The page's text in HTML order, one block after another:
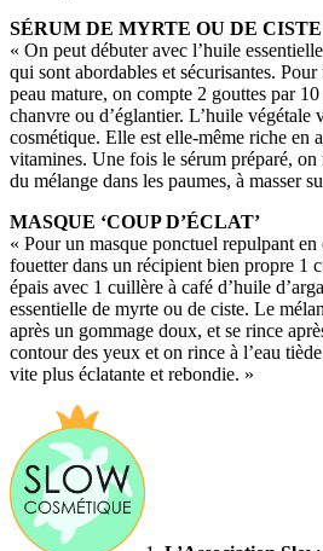
SÉRUM DE MYRTE OU DE CISTE
« On peut débuter avec l’huile
qui sont abordables et sécurisantes.
peau mature, on compte 2 gouttes par
chanvre ou d’églantier. L’huile végétale
cosmétique. Elle est elle-même riche en
vitamines. Une fois le sérum préparé, on
du mélange dans les paumes, à masser
MASQUE ‘COUP D’ÉCLAT’
« Pour un masque ponctuel repulpant en
fouetter dans un récipient bien propre 1
épais avec 1 cuillère à café d’huile
essentielle de myrte ou de ciste. Le
après un gommage doux, et se rince
contour des yeux et on rince à l’eau
vite plus éclatante et rebondie. »